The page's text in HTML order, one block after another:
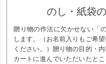
のし・紙袋
贈り物の作法に欠かせない「
します。（お名前入りもご希
ください。）贈り物の目的・
カートに進んでいただいたと